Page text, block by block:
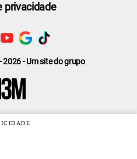
- Um site do grupo
privacidade